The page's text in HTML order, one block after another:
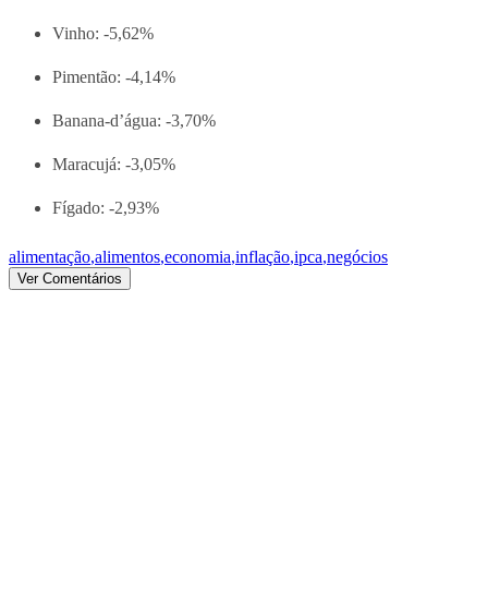
Vinho: -5,62%
Pimentão: -4,14%
Banana-d’água: -3,70%
Maracujá: -3,05%
Fígado: -2,93%
alimentação,alimentos,economia,inflação,ipca,negócios
Ver Comentários